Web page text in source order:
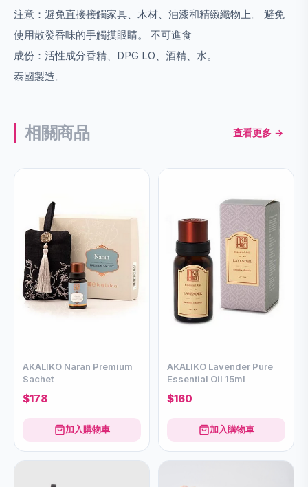
注意：避免直接接觸家具、木材、油漆和精緻織物上。 避免
使用散發香味的手觸摸眼睛。 不可進食
成份：活性成分香精、DPG LO、酒精、水。
泰國製造。
相關商品 查看更多 →
AKALIKO Naran Premium
Sachet
$178
加入購物車
AKALIKO Lavender Pure
Essential Oil 15ml
$160
加入購物車